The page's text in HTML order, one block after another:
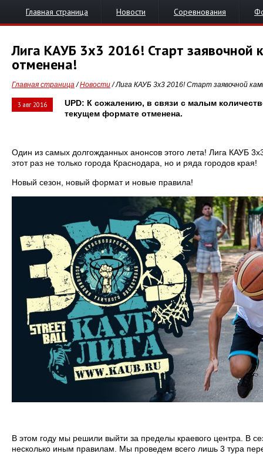
Главная страница Новости Соревнования
Лига КАУБ 3х3 2016! Старт заявочной
отменена!
Главная страница/Новости/ Лига КАУБ 3х3 2016! Старт заявочной
3 авг 2016
UPD: К сожалению, в связи с малым
текущем формате отменена.
Один из самых долгожданных анонсов этого лета! Лига КАУБ
этот раз не только города Краснодара, но и ряда городов края!
Новый сезон, новый формат и новые правила!
В этом году мы решили выйти за пределы краевого центра. В
несколько иным правилам. Мы проведем всего лишь 3 тура